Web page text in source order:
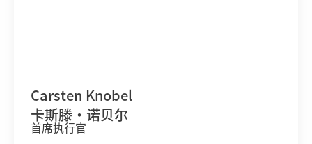
Carsten Knobel
卡斯滕•诺贝尔
首席执行官